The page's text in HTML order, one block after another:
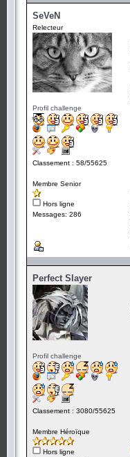
SeVeN
Relecteur
Profil challenge
Classement : 58/55625
Membre Senior
Hors ligne
Messages: 286
Perfect Slayer
Profil challenge
Classement : 3080/55625
Membre Héroïque
Hors ligne